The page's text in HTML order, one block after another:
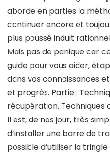
aborde en parties la
continuer encore et
plus poussé induit
Mais pas de panique car
guide pour vous aider,
dans vos connaissances
et progrès. Partie :
récupération. Techniques
Il est, de nos jour, très
d’installer une barre de
possible d’utiliser la